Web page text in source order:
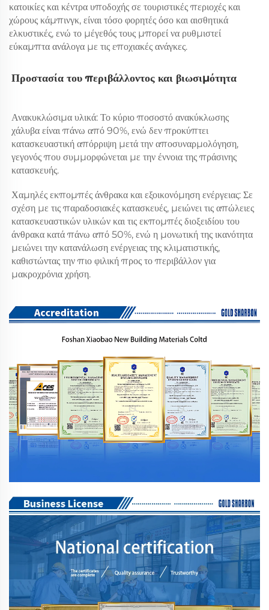
κατοικίες και κέντρα υποδοχής σε τουριστικές περιοχές και
χώρους κάμπινγκ, είναι τόσο φορητές όσο και αισθητικά
ελκυστικές, ενώ το μέγεθός τους μπορεί να ρυθμιστεί
εύκαμπτα ανάλογα με τις εποχιακές ανάγκες.
Προστασία του περιβάλλοντος και βιωσιμότητα
Ανακυκλώσιμα υλικά: Το κύριο ποσοστό ανακύκλωσης
χάλυβα είναι πάνω από 90%, ενώ δεν προκύπτει
κατασκευαστική απόρριψη μετά την αποσυναρμολόγηση,
γεγονός που συμμορφώνεται με την έννοια της πράσινης
κατασκευής.
Χαμηλές εκπομπές άνθρακα και εξοικονόμηση ενέργειας: Σε
σχέση με τις παραδοσιακές κατασκευές, μειώνει τις απώλειες
κατασκευαστικών υλικών και τις εκπομπές διοξειδίου του
άνθρακα κατά πάνω από 50%, ενώ η μονωτική της ικανότητα
μειώνει την κατανάλωση ενέργειας της κλιματιστικής,
καθιστώντας την πιο φιλική προς το περιβάλλον για
μακροχρόνια χρήση.